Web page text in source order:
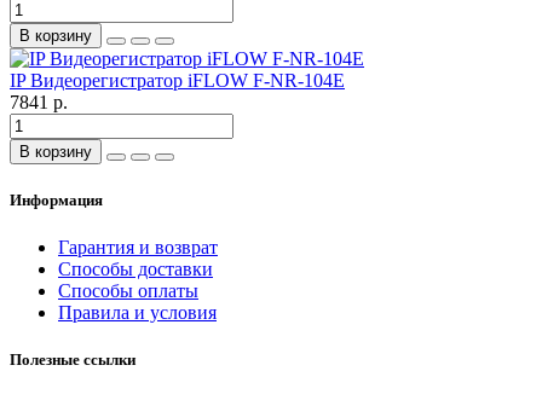
В корзину
IP Видеорегистратор iFLOW F-NR-104E
7841 р.
В корзину
Информация
Гарантия и возврат
Способы доставки
Способы оплаты
Правила и условия
Полезные ссылки